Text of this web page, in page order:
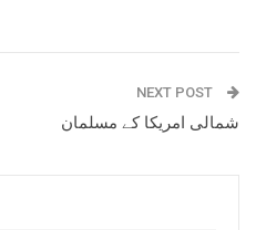
NEXT POST
شمالی امریکا کے مسلمان